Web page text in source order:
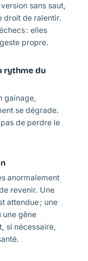
sans saut,
droit de ralentir.
: elles
propre.
rythme du
gainage,
se dégrade.
de perdre le
anormalement
revenir. Une
attendue ; une
une gêne
si nécessaire,